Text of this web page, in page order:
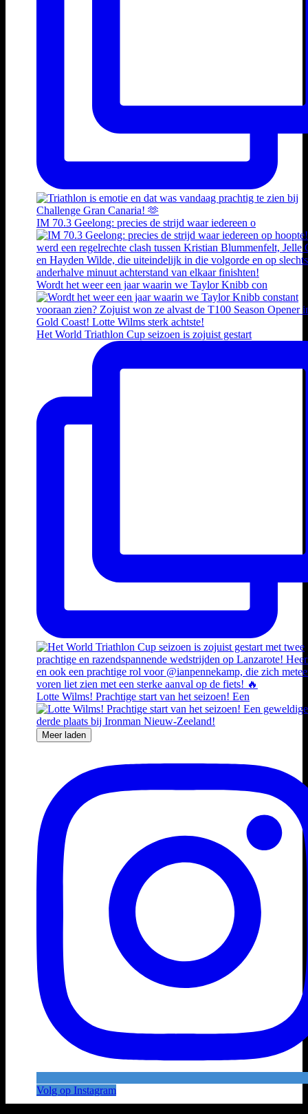
IM 70.3 Geelong: precies de strijd waar iedereen o
Wordt het weer een jaar waarin we Taylor Knibb con
Het World Triathlon Cup seizoen is zojuist gestart
Lotte Wilms! Prachtige start van het seizoen! Een
Meer laden
Volg op Instagram